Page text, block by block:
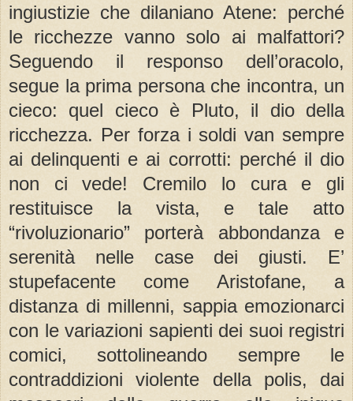
ingiustizie che dilaniano Atene: perché
le ricchezze vanno solo ai malfattori?
Seguendo il responso dell’oracolo,
segue la prima persona che incontra, un
cieco: quel cieco è Pluto, il dio della
ricchezza. Per forza i soldi van sempre
ai delinquenti e ai corrotti: perché il dio
non ci vede! Cremilo lo cura e gli
restituisce la vista, e tale atto
“rivoluzionario” porterà abbondanza e
serenità nelle case dei giusti. E’
stupefacente come Aristofane, a
distanza di millenni, sappia emozionarci
con le variazioni sapienti dei suoi registri
comici, sottolineando sempre le
contraddizioni violente della polis, dai